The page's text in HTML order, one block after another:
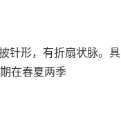
针形，有折扇状脉。具
在春夏两季